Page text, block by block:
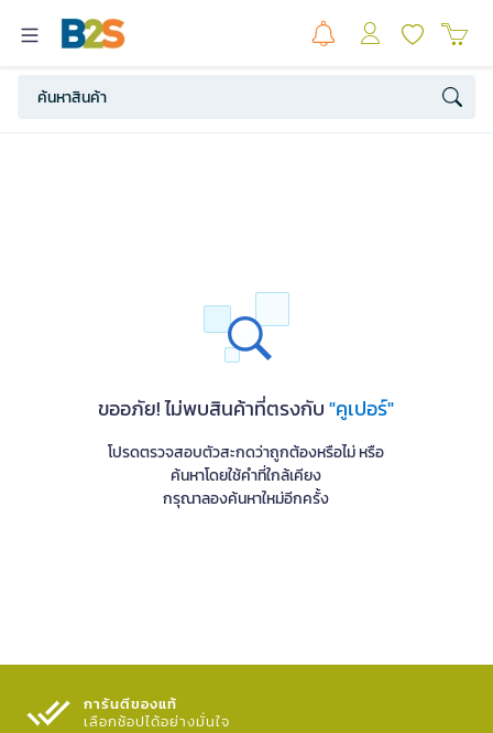
ขออภัย! ไม่พบสินค้าที่ตรงกับ"คูเปอร์"
โปรดตรวจสอบตัวสะกดว่าถูกต้องหรือไม่ หรือ
ค้นหาโดยใช้คำที่ใกล้เคียง
กรุณาลองค้นหาใหม่อีกครั้ง
การันตีของแท้
เลือกช้อปได้อย่างมั่นใจ​